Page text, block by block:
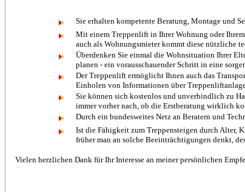
Sie erhalten kompetente Beratung, Montage und
Mit einem Treppenlift in Ihrer Wohnung oder
auch als Wohnungsmieter kommt diese nützliche
Überdenken Sie einmal die Wohnsituation Ihrer
planen - ein vorausschauender Schritt in eine
Der Treppenlift ermöglicht Ihnen auch das
Einholen von Informationen über
Sie können sich kostenlos und unverbindlich zu
immer vorher nach, ob die Erstberatung wirklich
Durch ein bundesweites Netz an Beratern und
Ist die Fähigkeit zum Treppensteigen durch Alter,
früher man an solche Beeinträchtigungen denkt,
Vielen herzlichen Dank für Ihr Interesse an meiner persönlichen